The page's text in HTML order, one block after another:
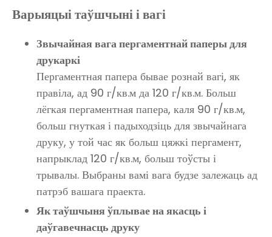
Варыяцыі таўшчыні і вагі
Звычайная вага пергаментнай паперы для
друкаркі
Пергаментная папера бывае рознай вагі, як
правіла, ад 90 г/кв.м да 120 г/кв.м. Больш
лёгкая пергаментная папера, каля 90 г/кв.м,
больш гнуткая і падыходзіць для звычайнага
друку, у той час як больш цяжкі пергамент,
напрыклад 120 г/кв.м, больш тоўсты і
трывалы. Выбраны вамі вага будзе залежаць ад
патрэб вашага праекта.
Як таўшчыня ўплывае на якасць і
даўгавечнасць друку